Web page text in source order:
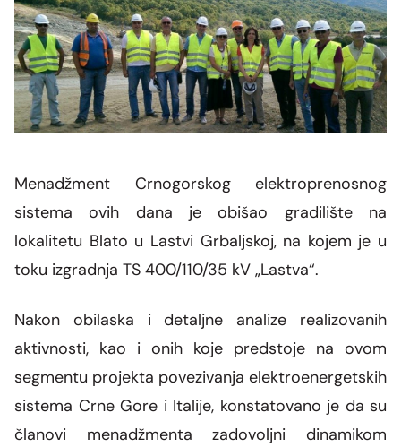
Grupa za rad SMM bloka
Energetska zajednica
Med-TSO
Dalekovodna mreža
Objekti CGES-a
Priključenje na prenosnu mrežu
Naše kompanije
CGES i životna sredina
Organizaciona šema
Skupština akcionara
Vlasnička struktura
Vijesti i događaji
Foto
Video
Međunarodni propisi
Zakoni
Regulatorni okvir
Interna akta CGES-a
Slobodan pristup informacijama
Razvoj sistema
Menadžment Crnogorskog elektroprenosnog
sistema ovih dana je obišao gradilište na
lokalitetu Blato u Lastvi Grbaljskoj, na kojem je u
toku izgradnja TS 400/110/35 kV „Lastva“.
Nakon obilaska i detaljne analize realizovanih
aktivnosti, kao i onih koje predstoje na ovom
segmentu projekta povezivanja elektroenergetskih
sistema Crne Gore i Italije, konstatovano je da su
članovi menadžmenta zadovoljni dinamikom